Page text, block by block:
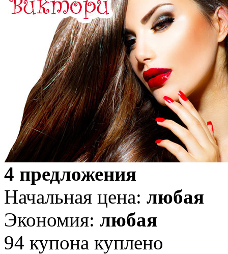
4 предложения
Начальная цена: любая
Экономия: любая
94 купона куплено